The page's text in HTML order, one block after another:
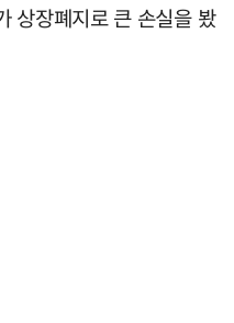
상장폐지로 큰 손실을 봤